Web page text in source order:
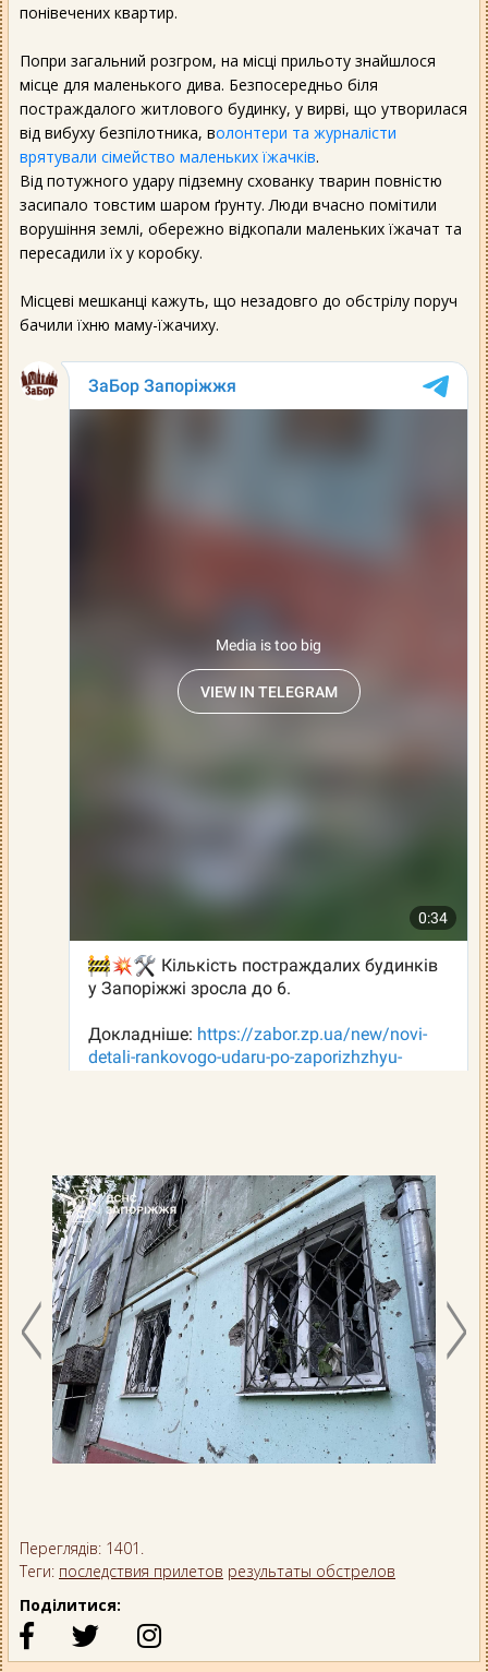
понівечених квартир.
Попри загальний розгром, на місці прильоту знайшлося
місце для маленького дива. Безпосередньо біля
постраждалого житлового будинку, у вирві, що утворилася
від вибуху безпілотника, волонтери та журналісти
врятували сімейство маленьких їжачків.
Від потужного удару підземну схованку тварин повністю
засипало товстим шаром ґрунту. Люди вчасно помітили
ворушіння землі, обережно відкопали маленьких їжачат та
пересадили їх у коробку.
Місцеві мешканці кажуть, що незадовго до обстрілу поруч
бачили їхню маму-їжачиху.
Переглядів: 1401.
Теги: последствия прилетов результаты обстрелов
Поділитися: